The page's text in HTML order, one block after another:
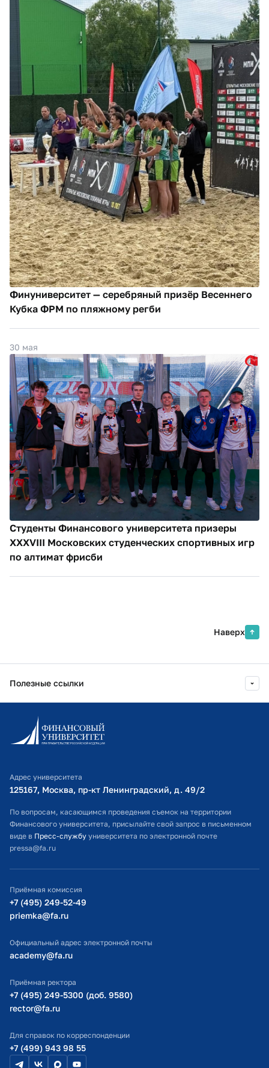
Финуниверситет — серебряный призёр Весеннего
Кубка ФРМ по пляжному регби
30 мая
Студенты Финансового университета призеры
XXXVIII Московских студенческих спортивных игр
по алтимат фрисби
Наверх
Полезные ссылки
Информационно-образовательный портал
Личный кабинет поступающего
Оплата обучения
Расписание занятий
Студенческий офис
Официальный адрес электронной почты
Министерство просвещения РФ
Министерство науки и высшего образования РФ
Адрес университета
125167, Москва, пр-кт Ленинградский, д. 49/2​
По вопросам, касающимся проведения съемок на территории
Финансового университета, присылайте свой запрос в письменном
виде в Пресс-службу университета по электронной почте
pressa@fa.ru
Приёмная комиссия
+7 (495) 249-52-49
priemka@fa.ru
Официальный адрес электронной почты
academy@fa.ru
Приёмная ректора
+7 (495) 249-5300 (доб. 9580)
rector@fa.ru
Для справок по корреспонденции
+7 (499) 943 98 55